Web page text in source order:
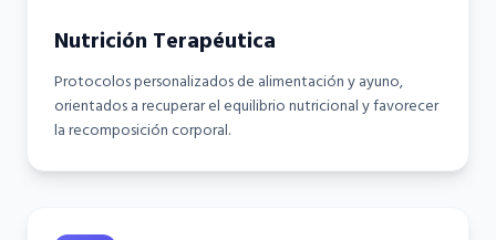
Nutrición Terapéutica
Protocolos personalizados de alimentación y ayuno,
orientados a recuperar el equilibrio nutricional y favorecer
la recomposición corporal.